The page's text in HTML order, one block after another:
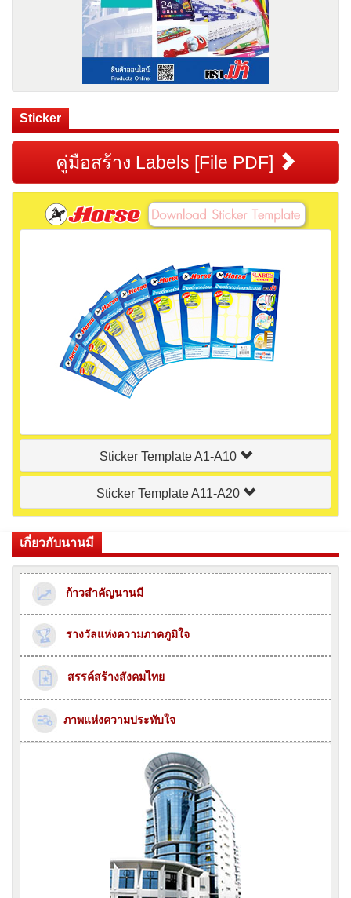
Sticker
คู่มือสร้าง Labels [File PDF]
Sticker Template A1-A10
Sticker Template A11-A20
เกี่ยวกับนานมี
ก้าวสำคัญนานมี
รางวัลแห่งความภาคภูมิใจ
สรรค์สร้างสังคมไทย
ภาพแห่งความประทับใจ